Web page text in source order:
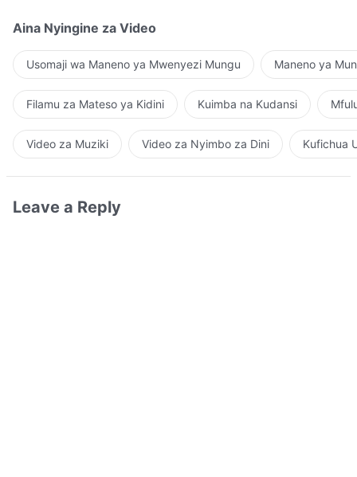
Aina Nyingine za Video
Usomaji wa Maneno ya Mwenyezi Mungu Maneno ya
Filamu za Mateso ya Kidini Kuimba na Kudansi
Video za Muziki Video za Nyimbo za Dini Kufichua
Leave a Reply